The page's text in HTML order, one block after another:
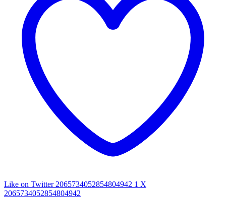
Like on Twitter 2065734052854804942 1 X
2065734052854804942